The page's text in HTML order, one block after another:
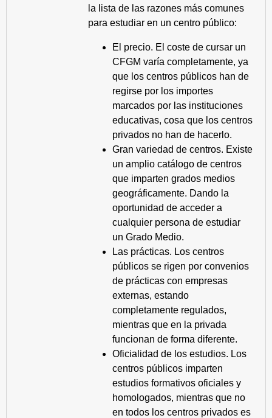
la lista de las razones más comunes
para estudiar en un centro público:
El precio. El coste de cursar un
CFGM varía completamente, ya
que los centros públicos han de
regirse por los importes
marcados por las instituciones
educativas, cosa que los centros
privados no han de hacerlo.
Gran variedad de centros. Existe
un amplio catálogo de centros
que imparten grados medios
geográficamente. Dando la
oportunidad de acceder a
cualquier persona de estudiar
un Grado Medio.
Las prácticas. Los centros
públicos se rigen por convenios
de prácticas con empresas
externas, estando
completamente regulados,
mientras que en la privada
funcionan de forma diferente.
Oficialidad de los estudios. Los
centros públicos imparten
estudios formativos oficiales y
homologados, mientras que no
en todos los centros privados es